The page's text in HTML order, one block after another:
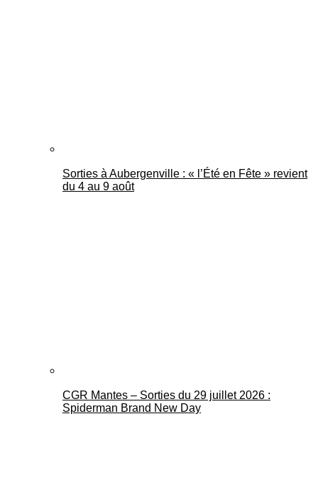
Sorties à Aubergenville : « l’Été en Fête » revient
du 4 au 9 août
CGR Mantes – Sorties du 29 juillet 2026 :
Spiderman Brand New Day